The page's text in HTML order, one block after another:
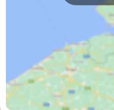
Oranjezon
Oostkapelle
Natuur
-